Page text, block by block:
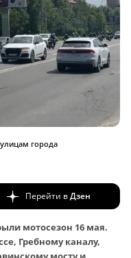
города
Перейти вДзен
мотосезон 16 мая.
Гребному каналу,